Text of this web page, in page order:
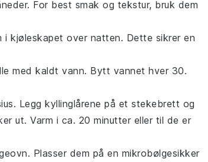
For best smak og tekstur, bruk dem
i kjøleskapet over natten. Dette sikrer en
med kaldt vann. Bytt vannet hver 30.
Legg kyllinglårene på et stekebrett og
ut. Varm i ca. 20 minutter eller til de er
Plasser dem på en mikrobølgesikker